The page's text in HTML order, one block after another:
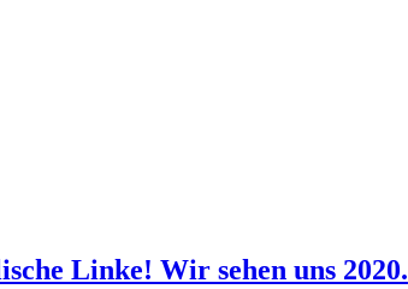
Linke! Wir sehen uns 2020.